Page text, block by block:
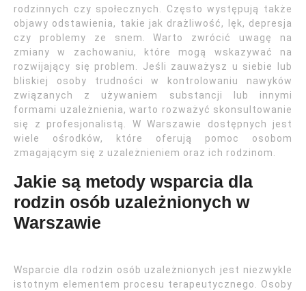
rodzinnych czy społecznych. Często występują także
objawy odstawienia, takie jak drażliwość, lęk, depresja
czy problemy ze snem. Warto zwrócić uwagę na
zmiany w zachowaniu, które mogą wskazywać na
rozwijający się problem. Jeśli zauważysz u siebie lub
bliskiej osoby trudności w kontrolowaniu nawyków
związanych z używaniem substancji lub innymi
formami uzależnienia, warto rozważyć skonsultowanie
się z profesjonalistą. W Warszawie dostępnych jest
wiele ośrodków, które oferują pomoc osobom
zmagającym się z uzależnieniem oraz ich rodzinom.
Jakie są metody wsparcia dla
rodzin osób uzależnionych w
Warszawie
Wsparcie dla rodzin osób uzależnionych jest niezwykle
istotnym elementem procesu terapeutycznego. Osoby